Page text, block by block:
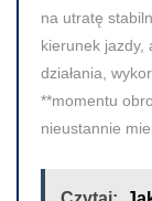
na utratę
kierunek jazdy,
działania,
**momentu
nieustannie